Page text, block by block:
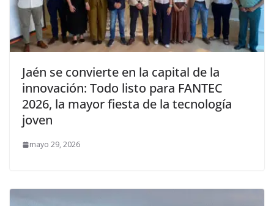
Jaén se convierte en la capital de la
innovación: Todo listo para FANTEC
2026, la mayor fiesta de la tecnología
joven
mayo 29, 2026